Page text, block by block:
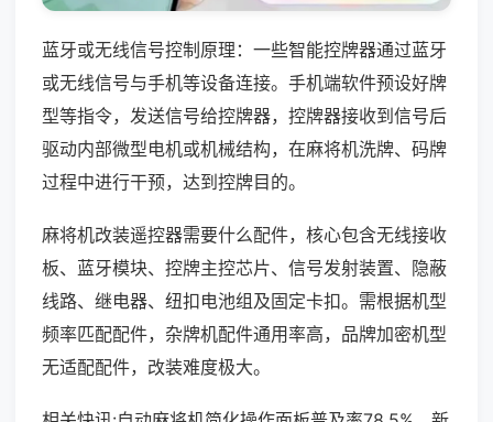
蓝牙或无线信号控制原理：一些智能控牌器通过蓝牙
或无线信号与手机等设备连接。手机端软件预设好牌
型等指令，发送信号给控牌器，控牌器接收到信号后
驱动内部微型电机或机械结构，在麻将机洗牌、码牌
过程中进行干预，达到控牌目的。
麻将机改装遥控器需要什么配件，核心包含无线接收
板、蓝牙模块、控牌主控芯片、信号发射装置、隐蔽
线路、继电器、纽扣电池组及固定卡扣。需根据机型
频率匹配配件，杂牌机配件通用率高，品牌加密机型
无适配配件，改装难度极大。